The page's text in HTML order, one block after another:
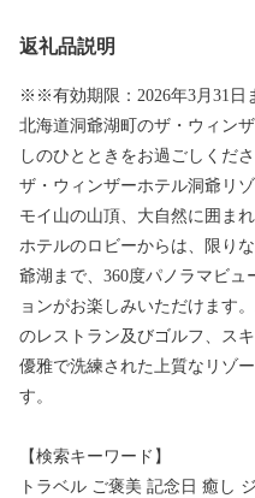
返礼品説明
※※有効期限：2026年3月31
北海道洞爺湖町のザ・ウィン
しのひとときをお過ごしくださ
ザ・ウィンザーホテル洞爺リ
モイ山の山頂、大自然に囲ま
ホテルのロビーからは、限り
爺湖まで、360度パノラマビ
ョンがお楽しみいただけます
のレストラン及びゴルフ、ス
優雅で洗練された上質なリゾ
す。
【検索キーワード】
トラベル ご褒美 記念日 癒し